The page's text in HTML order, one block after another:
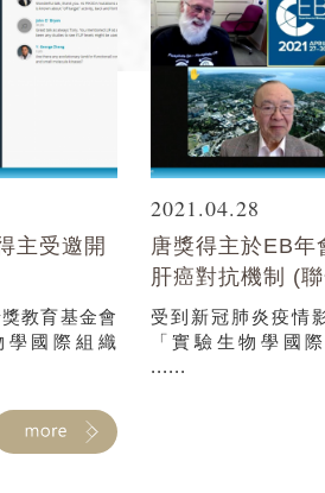
主受邀開
教育基金會
學國際組織
2021.04.28
唐獎得主於EB年
肝癌對抗機制 (
受到新冠肺炎疫情
「實驗生物學國
......